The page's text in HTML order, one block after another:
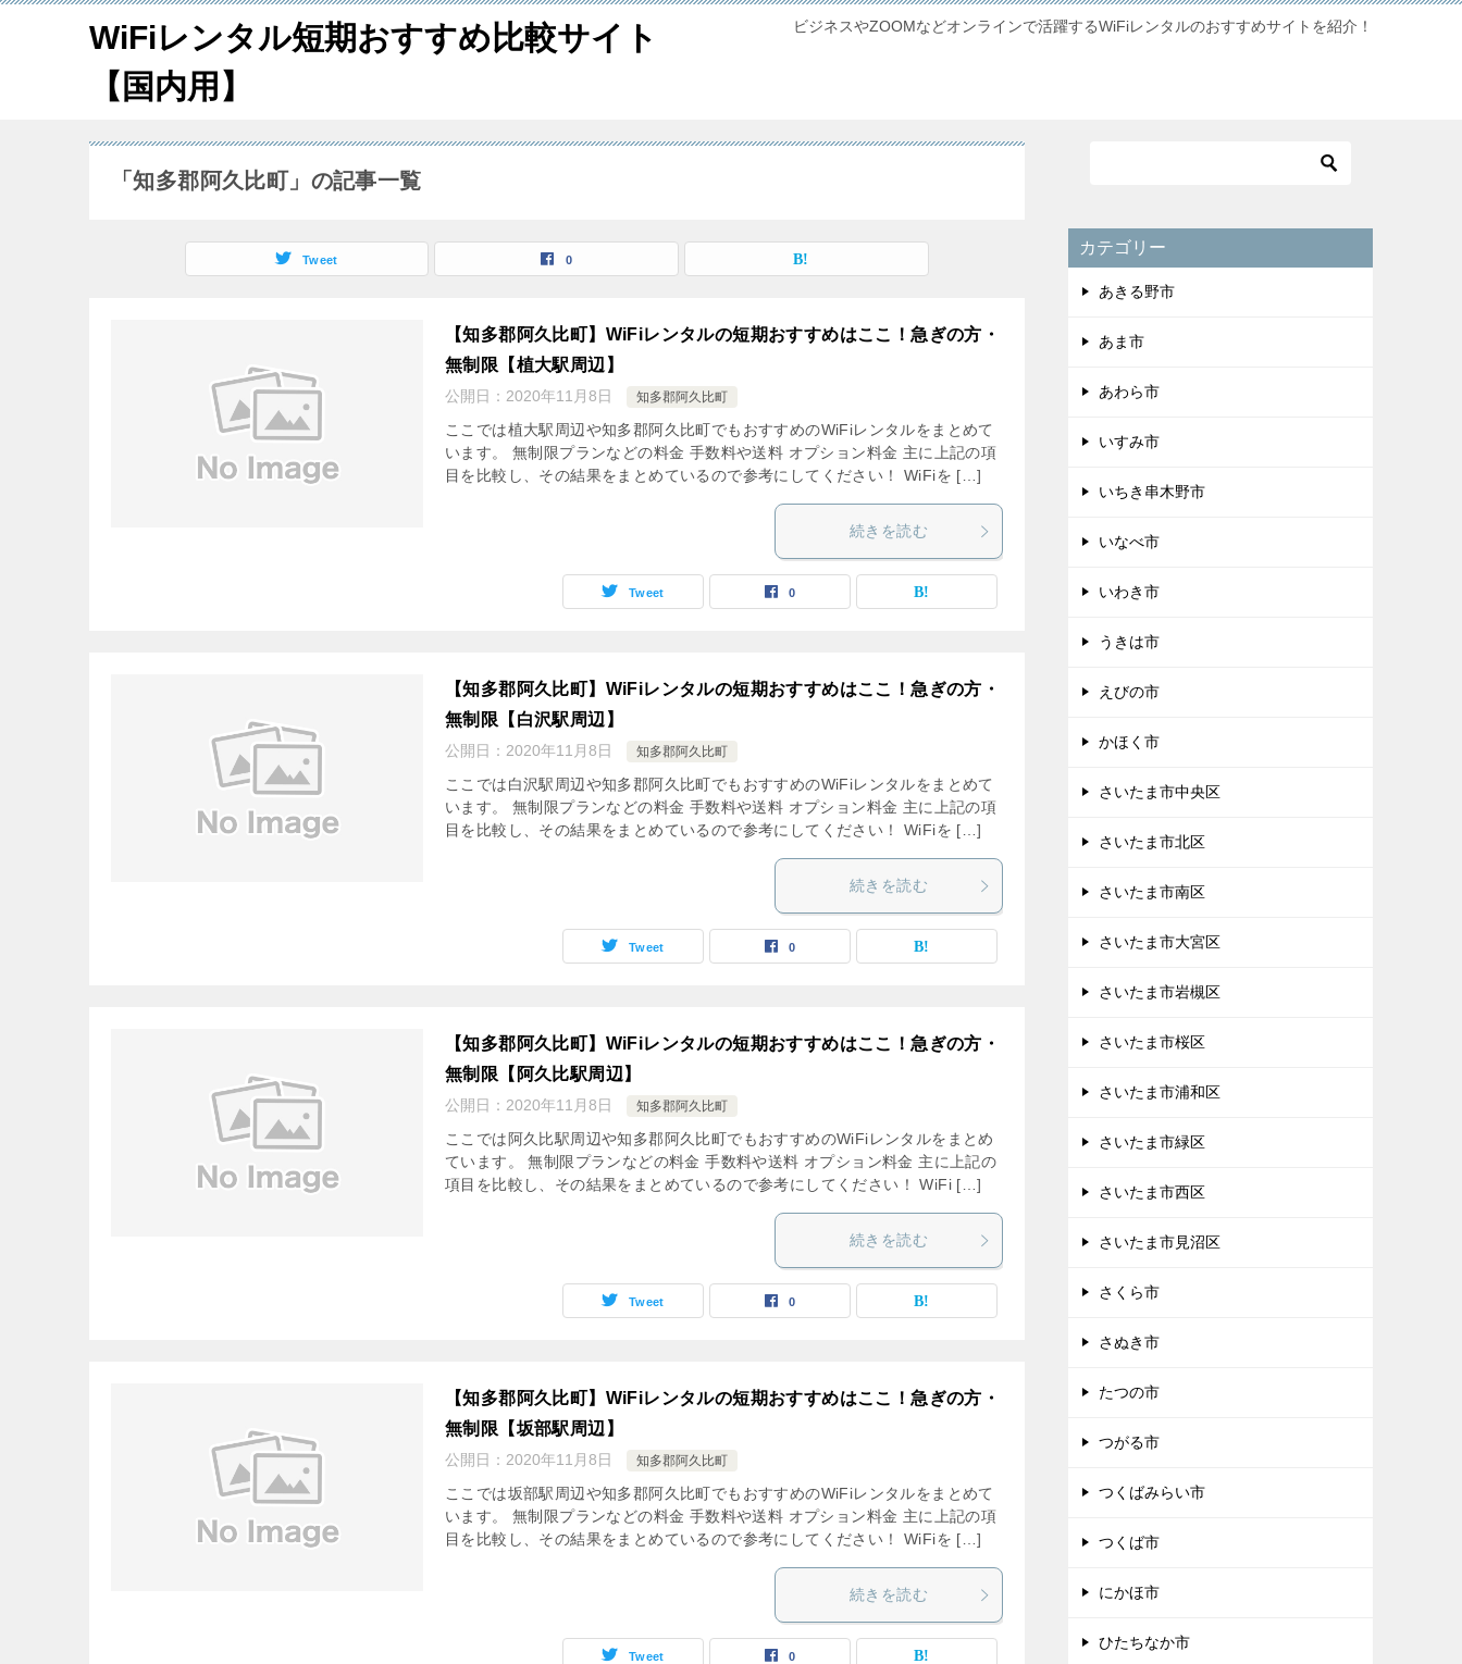
WiFiレンタル短期おすすめ比較サイト
【国内用】
ビジネスやZOOMなどオンラインで活躍するWiFiレンタルのおすすめサイトを紹介！
「知多郡阿久比町」の記事一覧
Tweet 0
【知多郡阿久比町】WiFiレンタルの短期おすすめはここ！急ぎの方・
無制限【植大駅周辺】
公開日： 2020年11月8日 知多郡阿久比町
ここでは植大駅周辺や知多郡阿久比町でもおすすめのWiFiレンタルをまとめて
います。 無制限プランなどの料金 手数料や送料 オプション料金 主に上記の項
目を比較し、その結果をまとめているので参考にしてください！ WiFiを […]
続きを読む
Tweet 0
【知多郡阿久比町】WiFiレンタルの短期おすすめはここ！急ぎの方・
無制限【白沢駅周辺】
公開日： 2020年11月8日 知多郡阿久比町
ここでは白沢駅周辺や知多郡阿久比町でもおすすめのWiFiレンタルをまとめて
います。 無制限プランなどの料金 手数料や送料 オプション料金 主に上記の項
目を比較し、その結果をまとめているので参考にしてください！ WiFiを […]
続きを読む
Tweet 0
【知多郡阿久比町】WiFiレンタルの短期おすすめはここ！急ぎの方・
無制限【阿久比駅周辺】
公開日： 2020年11月8日 知多郡阿久比町
ここでは阿久比駅周辺や知多郡阿久比町でもおすすめのWiFiレンタルをまとめ
ています。 無制限プランなどの料金 手数料や送料 オプション料金 主に上記の
項目を比較し、その結果をまとめているので参考にしてください！ WiFi […]
続きを読む
Tweet 0
【知多郡阿久比町】WiFiレンタルの短期おすすめはここ！急ぎの方・
無制限【坂部駅周辺】
公開日： 2020年11月8日 知多郡阿久比町
ここでは坂部駅周辺や知多郡阿久比町でもおすすめのWiFiレンタルをまとめて
います。 無制限プランなどの料金 手数料や送料 オプション料金 主に上記の項
目を比較し、その結果をまとめているので参考にしてください！ WiFiを […]
続きを読む
Tweet 0
カテゴリー
あきる野市
あま市
あわら市
いすみ市
いちき串木野市
いなべ市
いわき市
うきは市
えびの市
かほく市
さいたま市中央区
さいたま市北区
さいたま市南区
さいたま市大宮区
さいたま市岩槻区
さいたま市桜区
さいたま市浦和区
さいたま市緑区
さいたま市西区
さいたま市見沼区
さくら市
さぬき市
たつの市
つがる市
つくばみらい市
つくば市
にかほ市
ひたちなか市